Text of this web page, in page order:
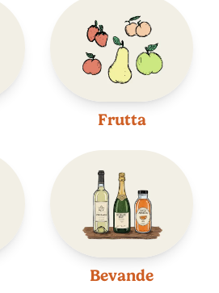
Frutta
Bevande